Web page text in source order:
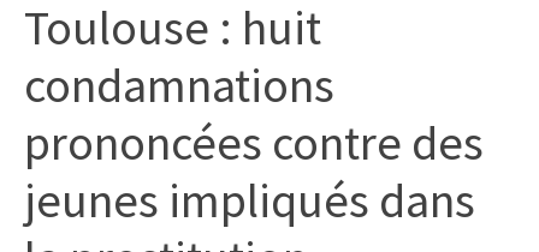
culture,
politique,
météo,
divers
initiatives
Toulouse : huit
condamnations
prononcées contre des
jeunes impliqués dans